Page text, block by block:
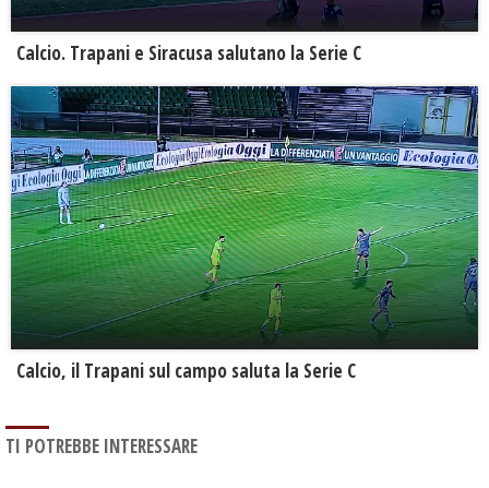
Calcio. Trapani e Siracusa salutano la Serie C
Calcio, il Trapani sul campo saluta la Serie C
TI POTREBBE INTERESSARE